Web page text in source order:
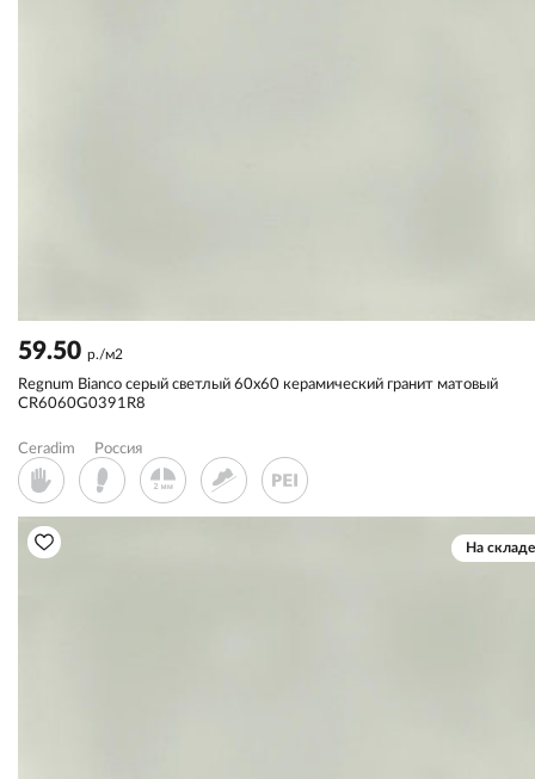
59.50 р./м2
Regnum Bianco серый светлый 60x60 керамический гранит матовый
CR6060G0391R8
Ceradim Россия
На складе